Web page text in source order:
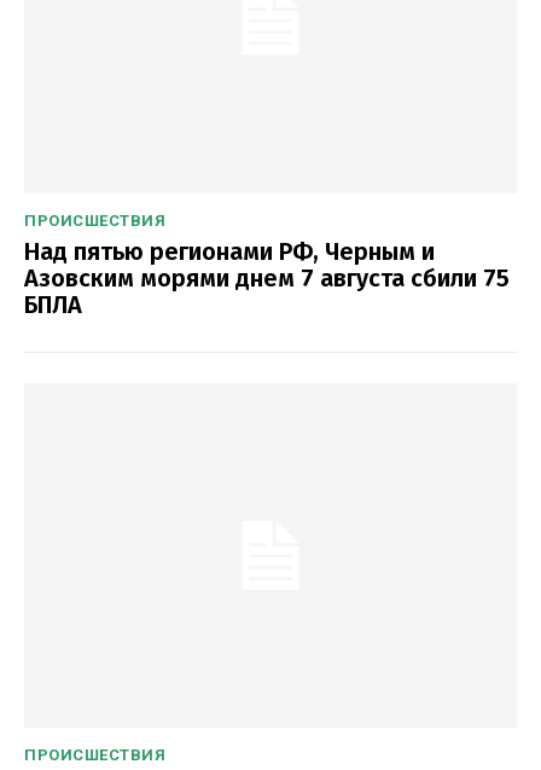
ПРОИСШЕСТВИЯ
Над пятью регионами РФ, Черным и
Азовским морями днем 7 августа сбили 75
БПЛА
ПРОИСШЕСТВИЯ